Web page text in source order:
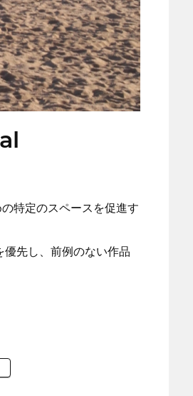
特定のスペースを促進す
先し、前例のない作品